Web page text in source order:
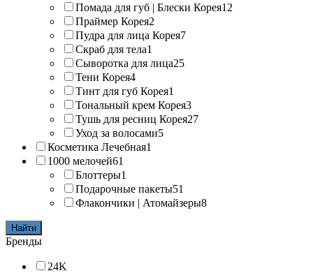
Помада для губ | Блески Корея12
Праймер Корея2
Пудра для лица Корея7
Скраб для тела1
Сыворотка для лица25
Тени Корея4
Тинт для губ Корея1
Тональный крем Корея3
Тушь для ресниц Корея27
Уход за волосами5
Косметика Лечебная1
1000 мелочей61
Блоттеры1
Подарочные пакеты51
Флакончики | Атомайзеры8
Найти
Бренды
24K